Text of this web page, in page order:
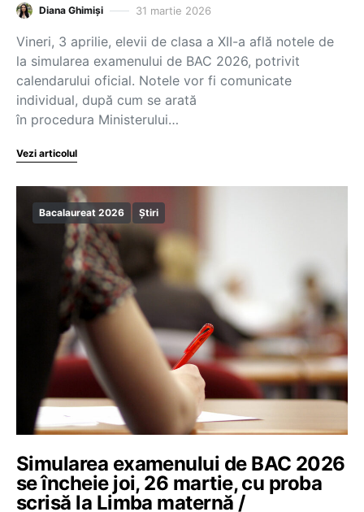
Diana Ghimiși 31 martie 2026
Vineri, 3 aprilie, elevii de clasa a XII-a află notele de
la simularea examenului de BAC 2026, potrivit
calendarului oficial. Notele vor fi comunicate
individual, după cum se arată
în procedura Ministerului…
Vezi articolul
Bacalaureat 2026 Știri
Simularea examenului de BAC 2026
se încheie joi, 26 martie, cu proba
scrisă la Limba maternă /